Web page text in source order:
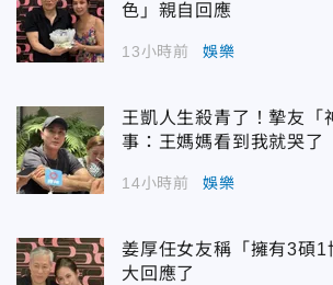
色」親自回應
13小時前 娛樂
王凱人生殺青了！摯友「
事：王媽媽看到我就哭了
14小時前 娛樂
姜厚任女友稱「擁有3碩
大回應了